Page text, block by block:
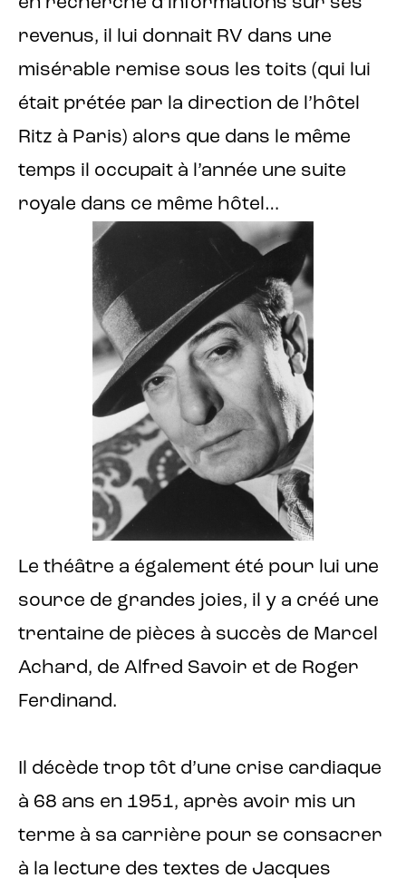
revenus, il lui donnait RV dans une
misérable remise sous les toits (qui lui
était prétée par la direction de l’hôtel
Ritz à Paris) alors que dans le même
temps il occupait à l’année une suite
royale dans ce même hôtel…
Le théâtre a également été pour lui une
source de grandes joies, il y a créé une
trentaine de pièces à succès de Marcel
Achard, de Alfred Savoir et de Roger
Ferdinand.
Il décède trop tôt d’une crise cardiaque
à 68 ans en 1951, après avoir mis un
terme à sa carrière pour se consacrer
à la lecture des textes de Jacques